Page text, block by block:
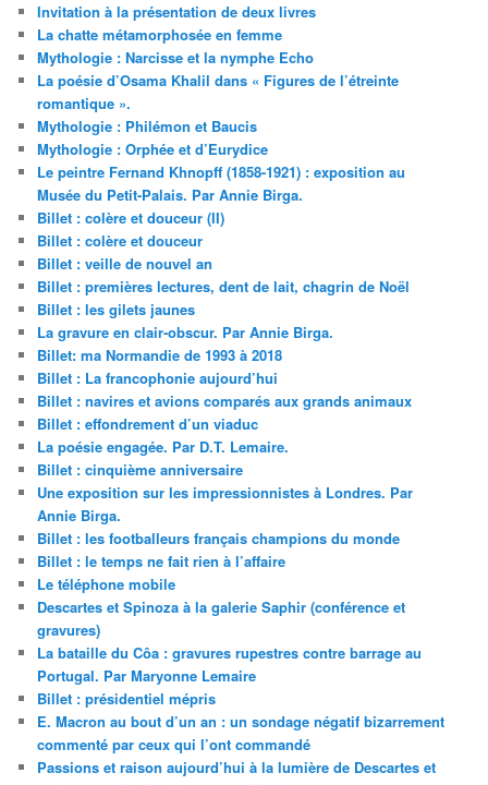
Invitation à la présentation de deux livres
La chatte métamorphosée en femme
Mythologie : Narcisse et la nymphe Echo
La poésie d’Osama Khalil dans « Figures de l’étreinte
romantique ».
Mythologie : Philémon et Baucis
Mythologie : Orphée et d’Eurydice
Le peintre Fernand Khnopff (1858-1921) : exposition au
Musée du Petit-Palais. Par Annie Birga.
Billet : colère et douceur (II)
Billet : colère et douceur
Billet : veille de nouvel an
Billet : premières lectures, dent de lait, chagrin de Noël
Billet : les gilets jaunes
La gravure en clair-obscur. Par Annie Birga.
Billet: ma Normandie de 1993 à 2018
Billet : La francophonie aujourd’hui
Billet : navires et avions comparés aux grands animaux
Billet : effondrement d’un viaduc
La poésie engagée. Par D.T. Lemaire.
Billet : cinquième anniversaire
Une exposition sur les impressionnistes à Londres. Par
Annie Birga.
Billet : les footballeurs français champions du monde
Billet : le temps ne fait rien à l’affaire
Le téléphone mobile
Descartes et Spinoza à la galerie Saphir (conférence et
gravures)
La bataille du Côa : gravures rupestres contre barrage au
Portugal. Par Maryonne Lemaire
Billet : présidentiel mépris
E. Macron au bout d’un an : un sondage négatif bizarrement
commenté par ceux qui l’ont commandé
Passions et raison aujourd’hui à la lumière de Descartes et